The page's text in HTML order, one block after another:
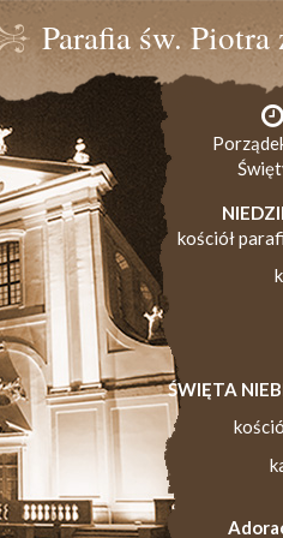
Parafia św.
kościół
ŚWIĘTA